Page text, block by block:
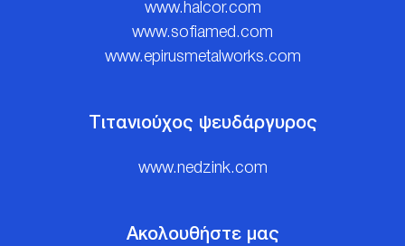
www.halcor.com
www.sofiamed.com
www.epirusmetalworks.com
Τιτανιούχος ψευδάργυρος
www.nedzink.com
Ακολουθήστε μας